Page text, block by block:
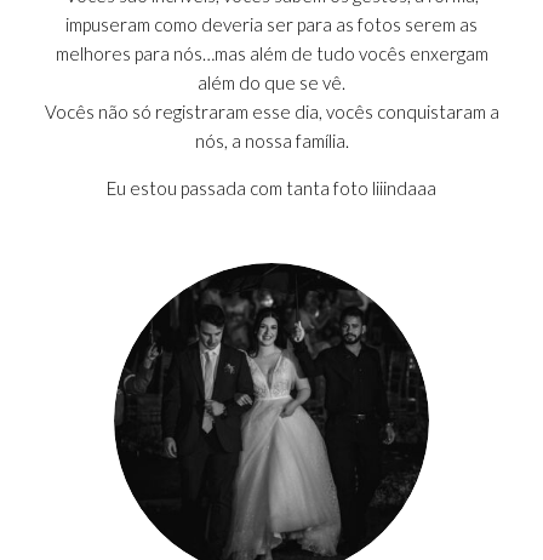
impuseram como deveria ser para as fotos serem as
melhores para nós…mas além de tudo vocês enxergam
além do que se vê.
Vocês não só registraram esse dia, vocês conquistaram a
nós, a nossa família.
Eu estou passada com tanta foto liiindaaa